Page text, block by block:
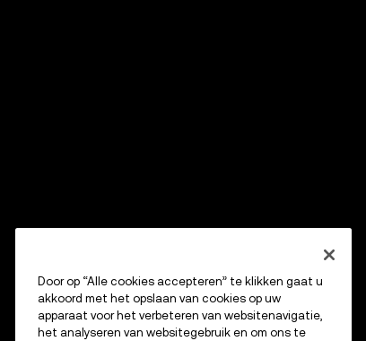
Door op “Alle cookies accepteren” te klikken gaat u
akkoord met het opslaan van cookies op uw
apparaat voor het verbeteren van websitenavigatie,
het analyseren van websitegebruik en om ons te